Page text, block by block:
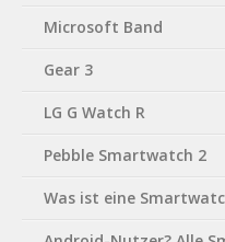
Microsoft Band
Gear 3
LG G Watch R
Pebble Smartwatch 2
Was ist eine